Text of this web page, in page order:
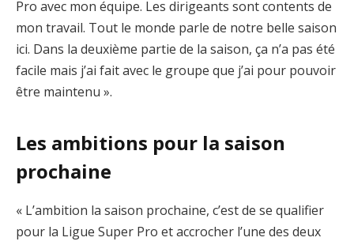
Pro avec mon équipe. Les dirigeants sont contents de
mon travail. Tout le monde parle de notre belle saison
ici. Dans la deuxième partie de la saison, ça n’a pas été
facile mais j’ai fait avec le groupe que j’ai pour pouvoir
être maintenu ».
Les ambitions pour la saison
prochaine
« L’ambition la saison prochaine, c’est de se qualifier
pour la Ligue Super Pro et accrocher l’une des deux